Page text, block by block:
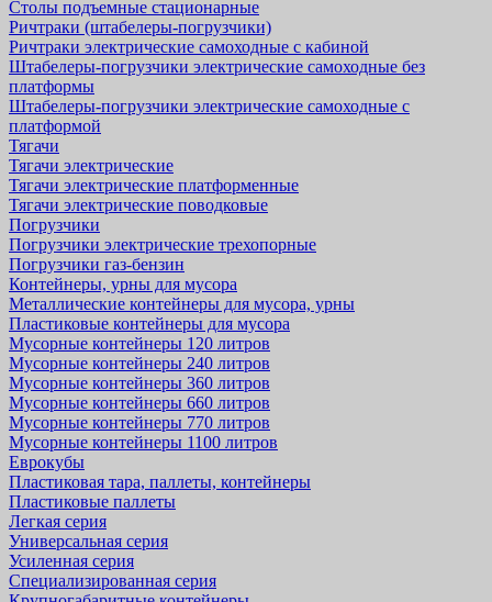
Столы подъемные стационарные
Ричтраки (штабелеры-погрузчики)
Ричтраки электрические самоходные с кабиной
Штабелеры-погрузчики электрические самоходные без
платформы
Штабелеры-погрузчики электрические самоходные с
платформой
Тягачи
Тягачи электрические
Тягачи электрические платформенные
Тягачи электрические поводковые
Погрузчики
Погрузчики электрические трехопорные
Погрузчики газ-бензин
Контейнеры, урны для мусора
Металлические контейнеры для мусора, урны
Пластиковые контейнеры для мусора
Мусорные контейнеры 120 литров
Мусорные контейнеры 240 литров
Мусорные контейнеры 360 литров
Мусорные контейнеры 660 литров
Мусорные контейнеры 770 литров
Мусорные контейнеры 1100 литров
Еврокубы
Пластиковая тара, паллеты, контейнеры
Пластиковые паллеты
Легкая серия
Универсальная серия
Усиленная серия
Специализированная серия